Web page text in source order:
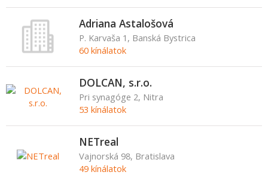
Adriana Astalošová
P. Karvaša 1, Banská Bystrica
60 kínálatok
DOLCAN, s.r.o.
Pri synagóge 2, Nitra
53 kínálatok
NETreal
Vajnorská 98, Bratislava
49 kínálatok